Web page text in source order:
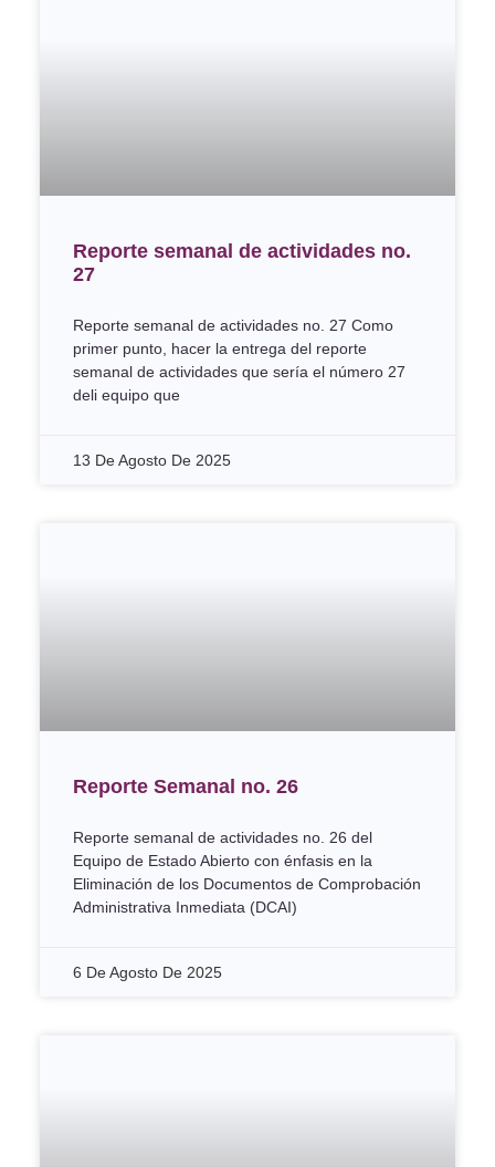
Reporte semanal de actividades no.
27
Reporte semanal de actividades no. 27 Como
primer punto, hacer la entrega del reporte
semanal de actividades que sería el número 27
deli equipo que
13 De Agosto De 2025
Reporte Semanal no. 26
Reporte semanal de actividades no. 26 del
Equipo de Estado Abierto con énfasis en la
Eliminación de los Documentos de Comprobación
Administrativa Inmediata (DCAI)
6 De Agosto De 2025